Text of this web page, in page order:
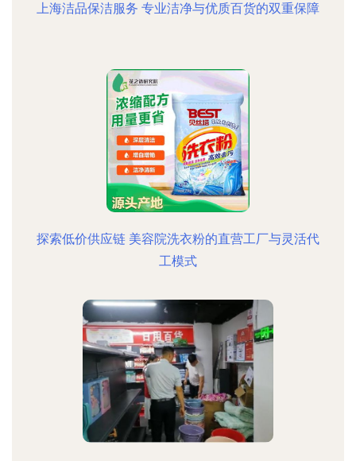
上海洁品保洁服务 专业洁净与优质百货的双重保障
探索低价供应链 美容院洗衣粉的直营工厂与灵活代
工模式